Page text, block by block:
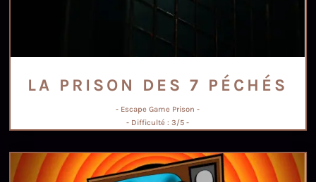
LA PRISON DES 7 PÉCHÉS
- Escape Game Prison -
- Difficulté : 3/5 -